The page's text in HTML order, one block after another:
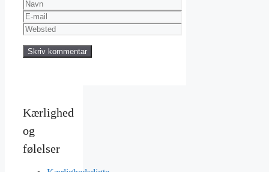
Navn
E-
mail
Websted
Kærlighed
og
følelser